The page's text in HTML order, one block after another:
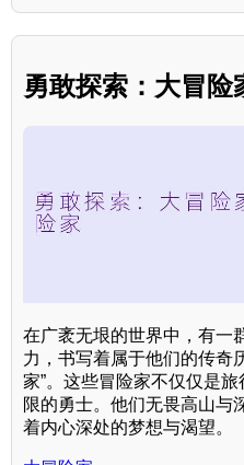
勇敢探索：大冒险
在广袤无垠的世界中，有一
力，书写着属于他们的传奇
家”。这些冒险家不仅仅是
限的勇士。他们无畏高山与
着内心深处的梦想与渴望。